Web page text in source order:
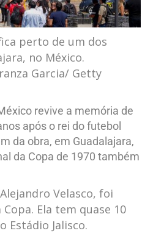
perto de um dos
no México.
Garcia/ Getty
revive a memória de
após o rei do futebol
da obra, em Guadalajara,
da Copa de 1970 também
Velasco, foi
Ela tem quase 10
Jalisco.